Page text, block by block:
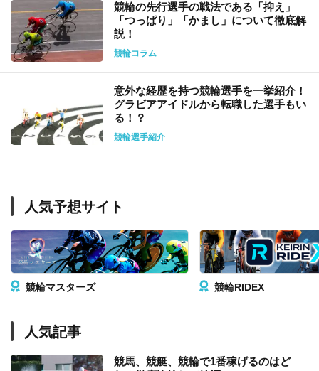
競輪の先行選手の戦法である「抑え」
「つっぱり」「かまし」について徹底解
説！
競輪コラム
意外な経歴を持つ競輪選手を一挙紹介！
グラビアアイドルから転職した選手もい
る！？
競輪選手紹介
人気予想サイト
競輪マスターズ 競輪RIDEX
人気記事
競馬、競艇、競輪で1番稼げるのはど